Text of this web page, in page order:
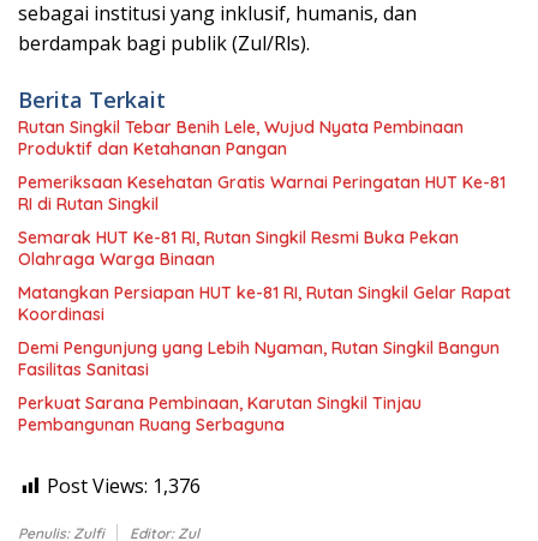
sebagai institusi yang inklusif, humanis, dan
berdampak bagi publik (Zul/Rls).
Berita Terkait
Rutan Singkil Tebar Benih Lele, Wujud Nyata Pembinaan
Produktif dan Ketahanan Pangan
Pemeriksaan Kesehatan Gratis Warnai Peringatan HUT Ke-81
RI di Rutan Singkil
Semarak HUT Ke-81 RI, Rutan Singkil Resmi Buka Pekan
Olahraga Warga Binaan
Matangkan Persiapan HUT ke-81 RI, Rutan Singkil Gelar Rapat
Koordinasi
Demi Pengunjung yang Lebih Nyaman, Rutan Singkil Bangun
Fasilitas Sanitasi
Perkuat Sarana Pembinaan, Karutan Singkil Tinjau
Pembangunan Ruang Serbaguna
Post Views: 1,376
Penulis: Zulfi Editor: Zul